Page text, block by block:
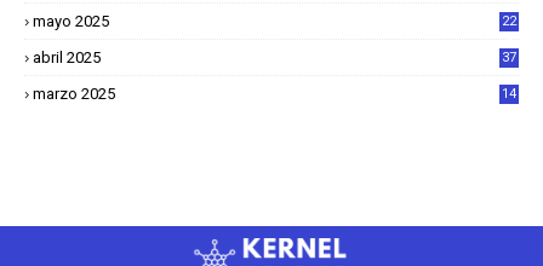
mayo 2025
22
abril 2025
37
marzo 2025
14